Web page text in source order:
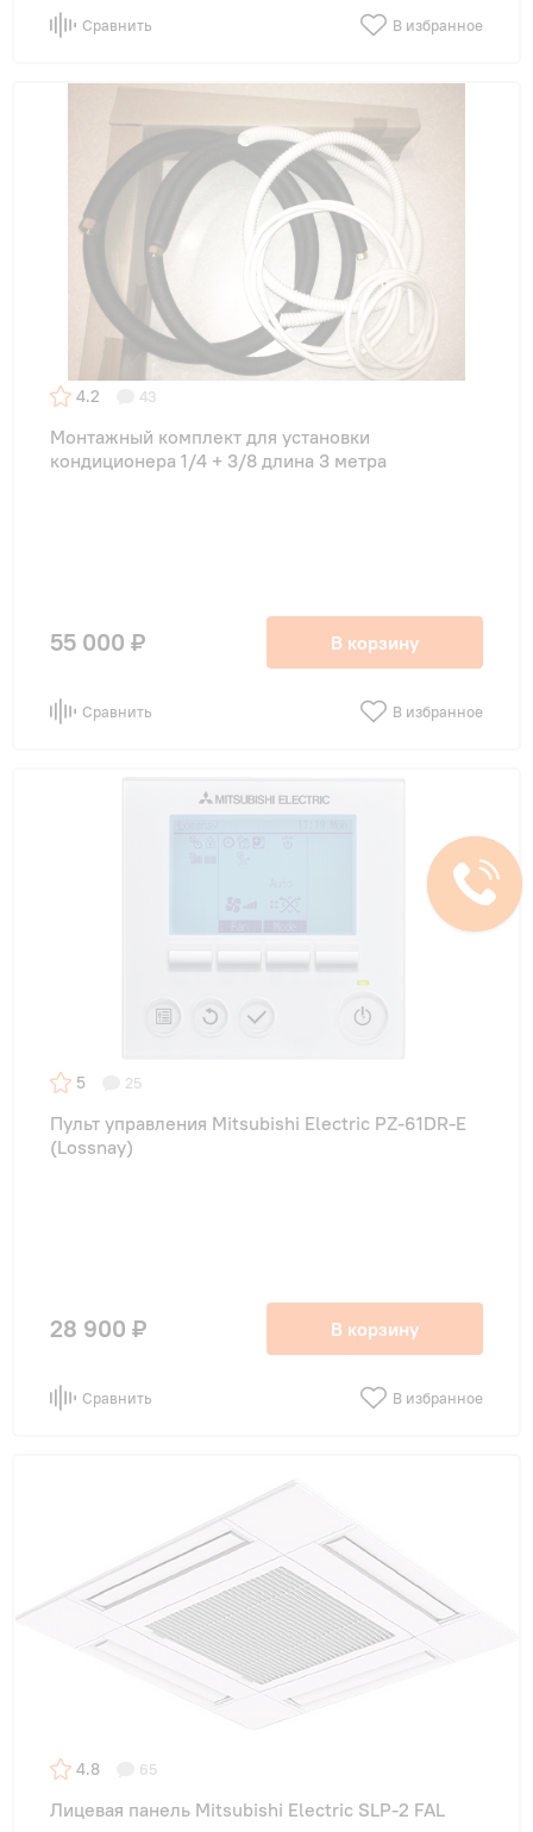
Сравнить В избранное
4.2 43
Монтажный комплект для установки
кондиционера 1/4 + 3/8 длина 3 метра
55 000 ₽ В корзину
Сравнить В избранное
5 25
Пульт управления Mitsubishi Electric PZ-61DR-E
(Lossnay)
28 900 ₽ В корзину
Сравнить В избранное
4.8 65
Лицевая панель Mitsubishi Electric SLP-2 FAL